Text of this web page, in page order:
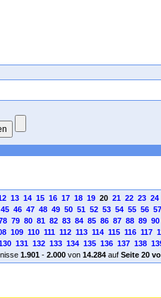
13 14 15 16 17 18 1920 21 22 23 24
45 46 47 48 49 50 51 52 53 54 55 56 57
79 80 81 82 83 84 85 86 87 88 89 90
109 110 111 112 113 114 115 116 117
131 132 133 134 135 136 137 138
1.901- 2.000von 14.284auf Seite 20